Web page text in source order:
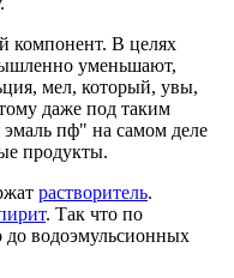
компонент. В целях
уменьшают,
мел, который, увы,
даже под таким
пф" на самом деле
продукты.
растворитель.
. Так что по
до водоэмульсионных